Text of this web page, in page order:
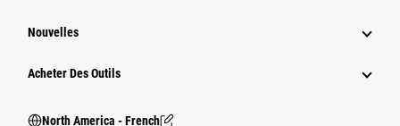
Nouvelles
Acheter Des Outils
North America - French